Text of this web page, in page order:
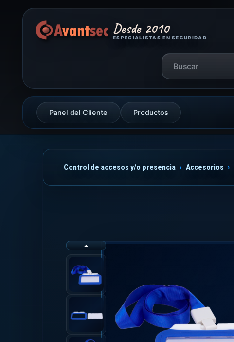
Desde 2010
ESPECIALISTAS EN SEGURIDAD
Panel del Cliente Productos
Control de accesos y/o presencia Accesorios